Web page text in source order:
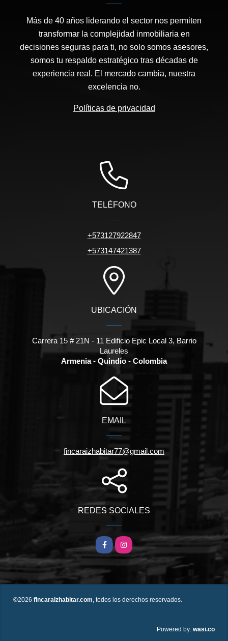
Más de 40 años liderando el sector nos permiten
transformar la complejidad inmobiliaria en
decisiones seguras para ti, no solo somos asesores,
somos tu respaldo estratégico tras décadas de
experiencia real. El mercado cambia, nuestra
excelencia no.
Políticas de privacidad
TELÉFONO
+573127922847
+573147421387
UBICACIÓN
Carrera 15 # 21N - 11 Edificio Epic Local 3, Barrio
Laureles
Armenia - Quindío - Colombia
EMAIL
fincaraizhabitar77@gmail.com
REDES SOCIALES
FacebookInstagram
©2026 fincaraizhabitar.com, todos los derechos reservados.
Powered by: wasi.co